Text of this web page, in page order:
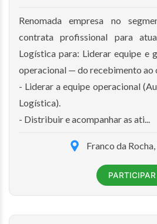
Renomada empresa no
contrata profissional para
Logística para: Liderar equipe e
operacional — do recebimento ao
- Liderar a equipe operacional
Logística).
- Distribuir e acompanhar as ati...
Franco da
PARTICIPAR